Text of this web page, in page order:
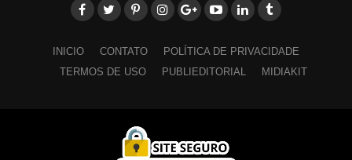
INICIO CONTATO
POLÍTICA DE PRIVACIDADE
TERMOS DE USO
PUBLIEDITORIAL MIDIAKIT